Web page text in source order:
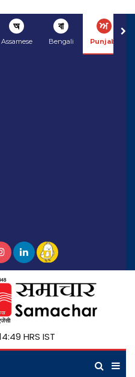
অ
Assamese
বা
Bengali
ਅ
Punjabi
HRS IST